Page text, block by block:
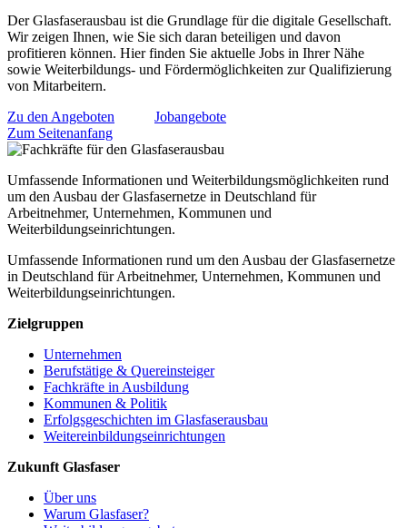
Der Glasfaserausbau ist die Grundlage für die digitale Gesellschaft.
Wir zeigen Ihnen, wie Sie sich daran beteiligen und davon
profitieren können. Hier finden Sie aktuelle Jobs in Ihrer Nähe
sowie Weiterbildungs- und Fördermöglichkeiten zur Qualifizierung
von Mitarbeitern.
Zu den Angeboten
Jobangebote
Zum Seitenanfang
Umfassende Informationen und Weiterbildungsmöglichkeiten rund
um den Ausbau der Glasfasernetze in Deutschland für
Arbeitnehmer, Unternehmen, Kommunen und
Weiterbildungseinrichtungen.
Umfassende Informationen rund um den Ausbau der Glasfasernetze
in Deutschland für Arbeitnehmer, Unternehmen, Kommunen und
Weiterbildungseinrichtungen.
Zielgruppen
Unternehmen
Berufstätige & Quereinsteiger
Fachkräfte in Ausbildung
Kommunen & Politik
Erfolgsgeschichten im Glasfaserausbau
Weitereinbildungseinrichtungen
Zukunft Glasfaser
Über uns
Warum Glasfaser?